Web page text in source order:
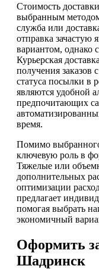
Стоимость
выбранным
служба или
отправка зачастую
вариантом, однако
Курьерская
получения заказов
статуса посылки в
являются удобной
предпочитающих
время.
Помимо выбранного
ключевую роль в
Тяжелые или
дополнительных
оптимизации
предлагает
помогая выбрать
экономичный
Оформить
Шадринск